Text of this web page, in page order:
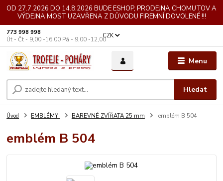
OD 27.7.2026 DO 14.8.2026 BUDE ESHOP, PRODEJNA CHOMUTOV A
VÝDEJNA MOST UZAVŘENA Z DŮVODU FIREMNÍ DOVOLENÉ !!!
Menu
CZK
Hledat
773 998 998
Út - Čt - 9,00 -16,00 Pá - 9,00 -12,00
Úvod EMBLÉMY BAREVNÉ ZVÍŘATA 25 mm emblém B 504
emblém B 504